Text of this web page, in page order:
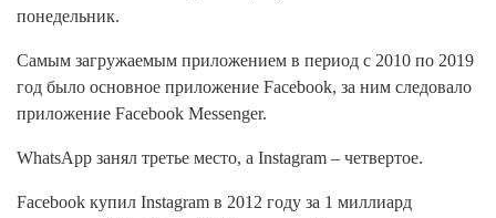
понедельник.
Самым загружаемым приложением в период с 2010 по 2019
год было основное приложение Facebook, за ним следовало
приложение Facebook Messenger.
WhatsApp занял третье место, а Instagram – четвертое.
Facebook купил Instagram в 2012 году за 1 миллиард